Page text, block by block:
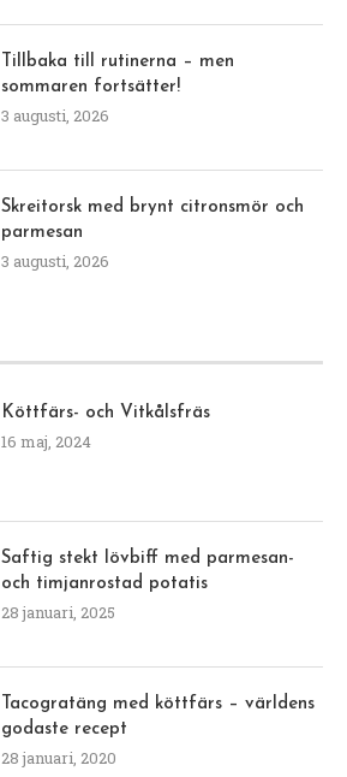
Tillbaka till rutinerna – men
sommaren fortsätter!
3 augusti, 2026
Skreitorsk med brynt citronsmör och
parmesan
3 augusti, 2026
Köttfärs- och Vitkålsfräs
16 maj, 2024
Saftig stekt lövbiff med parmesan-
och timjanrostad potatis
28 januari, 2025
Tacogratäng med köttfärs – världens
godaste recept
28 januari, 2020